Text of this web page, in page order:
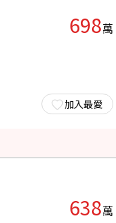
698萬
加入最愛
638萬